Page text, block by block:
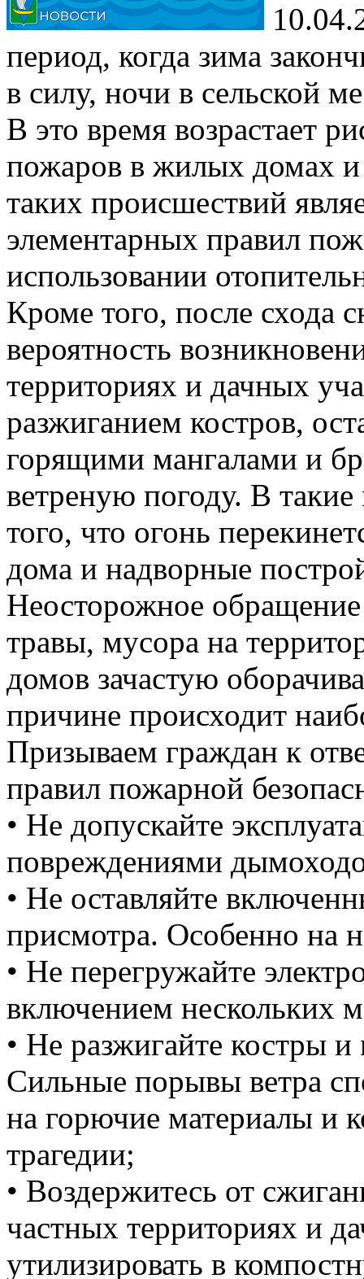
период, когда зима
в силу, ночи в сельской
В это время возрастает
пожаров в жилых домах
таких происшествий
элементарных правил
использовании
Кроме того, после схода
вероятность
территориях и дачных
разжиганием костров,
горящими мангалами и
ветреную погоду. В
того, что огонь
дома и надворные
Неосторожное
травы, мусора на
домов зачастую
причине происходит
Призываем граждан к
правил пожарной
• Не допускайте
повреждениями
• Не оставляйте
присмотра. Особенно на
• Не перегружайте
включением нескольких
• Не разжигайте костры
Сильные порывы ветра
на горючие материалы и
трагедии;
• Воздержитесь от
частных территориях и
утилизировать в